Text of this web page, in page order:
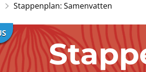
Stappenplan: Samenvatten